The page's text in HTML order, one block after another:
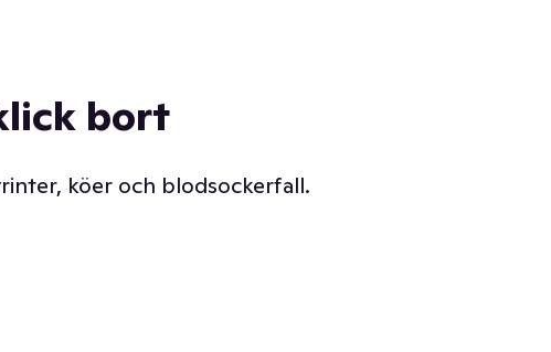
bort
köer och blodsockerfall.